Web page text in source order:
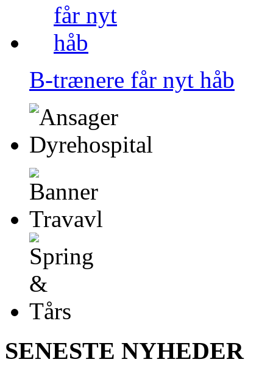
B-trænere får nyt håb
SENESTE NYHEDER